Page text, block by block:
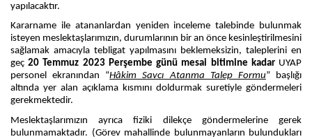
yapılacaktır.
Kararname ile atananlardan yeniden inceleme talebinde bulunmak
isteyen meslektaşlarımızın, durumlarının bir an önce kesinleştirilmesini
sağlamak amacıyla tebligat yapılmasını beklemeksizin, taleplerini en
geç20 Temmuz 2023 Perşembe günü mesai bitimine kadarUYAP
personel ekranından “Hâkim Savcı Atanma Talep Formu” başlığı
altında yer alan açıklama kısmını doldurmak suretiyle göndermeleri
gerekmektedir.
Meslektaşlarımızın ayrıca fiziki dilekçe göndermelerine gerek
bulunmamaktadır. (Görev mahallinde bulunmayanların bulundukları